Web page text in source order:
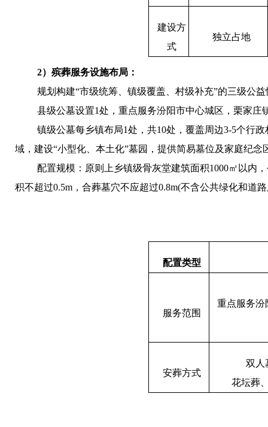
建设方
式
独立占地
2）殡葬服务设施布局：
规划构建“市级统筹、镇级覆盖、村级补充”的三级公
县级公墓设置1处，重点服务汾阳市中心城区，栗家庄
镇级公墓每乡镇布局1处，共10处，覆盖周边3-5个行政
域，建设“小型化、本土化”墓园，提供简易墓位及家庭纪念
配置规模：原则上乡镇级骨灰堂建筑面积1000㎡以内
积不超过0.5m ，合葬墓穴不应超过0.8m(不含公共绿化和道
配置类型
服务范围
重点服务汾
安葬方式
双人
花坛葬